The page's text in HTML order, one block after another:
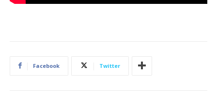
Facebook Twitter